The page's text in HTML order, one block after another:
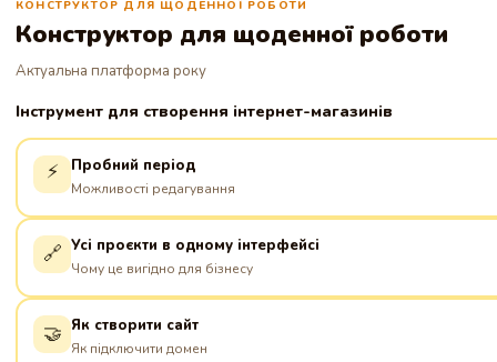
КОНСТРУКТОР ДЛЯ ЩОДЕННОЇ РОБОТИ
Конструктор для щоденної роботи
Актуальна платформа року
Інструмент для створення інтернет-магазинів
⚡ Пробний період
Можливості редагування
🔗 Усі проєкти в одному інтерфейсі
Чому це вигідно для бізнесу
🤝 Як створити сайт
Як підключити домен